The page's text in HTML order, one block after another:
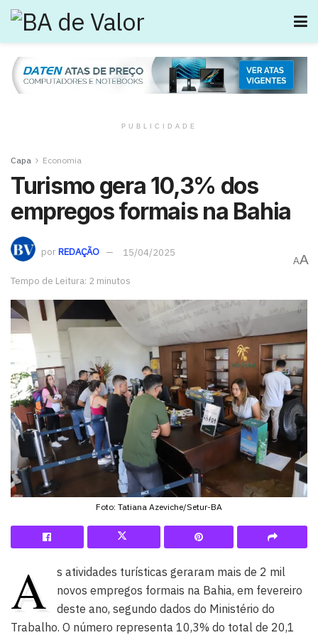
PUBLICIDADE
Capa Economia
Turismo gera 10,3% dos
empregos formais na Bahia
porREDAÇÃO 15/04/2025
Tempo de Leitura: 2 minutos
AA
Foto: Tatiana Azeviche/Setur-BA
A
s atividades turísticas geraram mais de 2 mil
novos empregos formais na Bahia, em fevereiro
deste ano, segundo dados do Ministério do
Trabalho. O número representa 10,3% do total de 20,1